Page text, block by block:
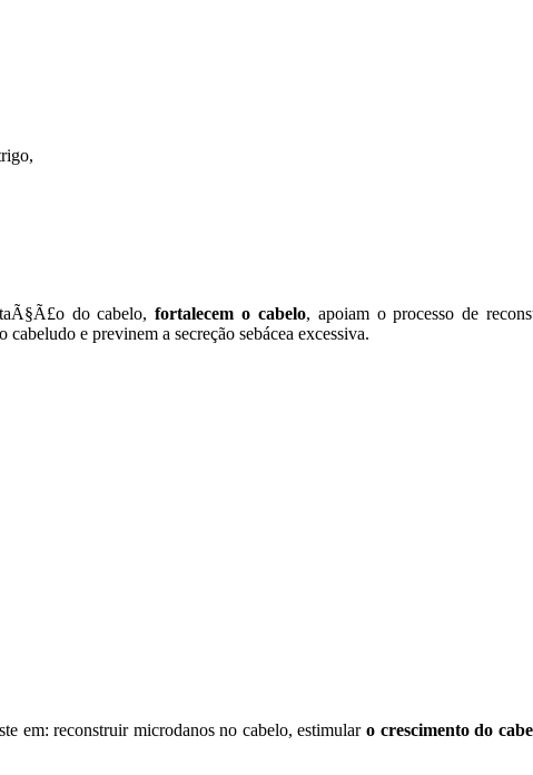
do cabelo,fortalecem o cabelo, apoiam o processo de
e previnem a secreção sebácea excessiva.
em: reconstruir microdanos no cabelo, estimularo crescimento do